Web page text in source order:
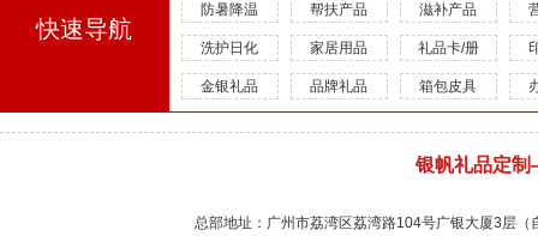
快速导航
防暑降温 帮扶产品 滋补产品
洗护日化 家居用品 礼品卡/册
金银礼品 品牌礼品 箱包皮具
银帆礼品定
总部地址：广州市荔湾区荔湾路104号广银大厦3层